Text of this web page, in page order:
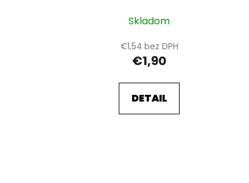
Skladom
€1,54 bez DPH
€1,90
DETAIL